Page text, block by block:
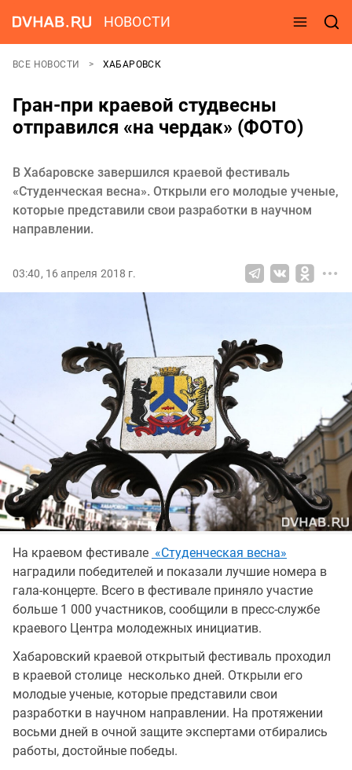
НОВОСТИ
ВСЕ НОВОСТИ ХАБАРОВСК
Гран-при краевой студвесны
отправился «на чердак» (ФОТО)
В Хабаровске завершился краевой фестиваль
«Студенческая весна». Открыли его молодые ученые,
которые представили свои разработки в научном
направлении.
03:40, 16 апреля 2018 г.
На краевом фестивале «Студенческая весна»
наградили победителей и показали лучшие номера в
гала-концерте. Всего в фестивале приняло участие
больше 1 000 участников, сообщили в пресс-службе
краевого Центра молодежных инициатив.
Хабаровский краевой открытый фестиваль проходил
в краевой столице несколько дней. Открыли его
молодые ученые, которые представили свои
разработки в научном направлении. На протяжении
восьми дней в очной защите экспертами отбирались
работы, достойные победы.